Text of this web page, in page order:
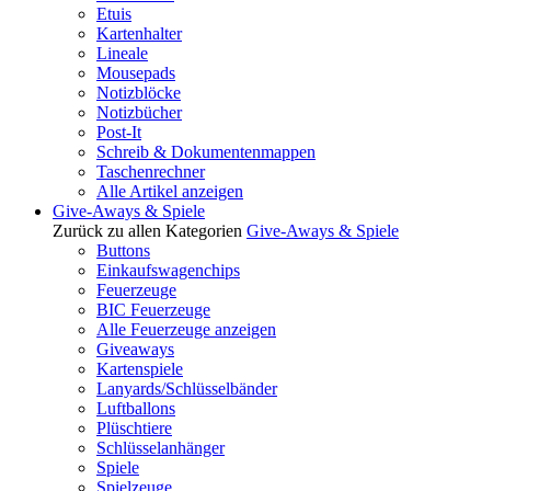
Etuis
Kartenhalter
Lineale
Mousepads
Notizblöcke
Notizbücher
Post-It
Schreib & Dokumentenmappen
Taschenrechner
Alle Artikel anzeigen
Give-Aways & Spiele
Zurück zu allen Kategorien Give-Aways & Spiele
Buttons
Einkaufswagenchips
Feuerzeuge
BIC Feuerzeuge
Alle Feuerzeuge anzeigen
Giveaways
Kartenspiele
Lanyards/Schlüsselbänder
Luftballons
Plüschtiere
Schlüsselanhänger
Spiele
Spielzeuge